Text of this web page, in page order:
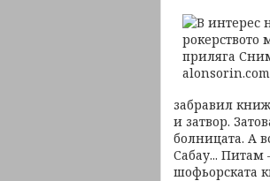
забравил
и затвор.
болницата. А
Сабау... Питам
шофьорската